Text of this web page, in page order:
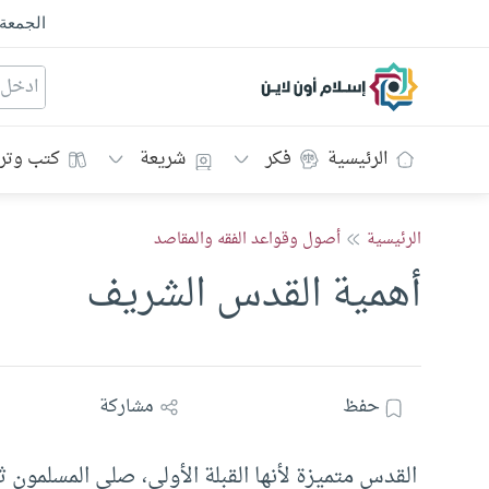
إسلام أون لاين
الرئيسية فكر شريعة كتب
الرئيسية أصول وقواعد الفقه والمقاصد
أهمية القدس الشريف
حفظ مشاركة
القدس متميزة لأنها القبلة الأولى، صلى